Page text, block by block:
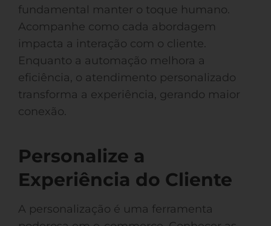
fundamental manter o toque humano.
Acompanhe como cada abordagem
impacta a interação com o cliente.
Enquanto a automação melhora a
eficiência, o atendimento personalizado
transforma a experiência, gerando maior
conexão.
Personalize a
Experiência do Cliente
A personalização é uma ferramenta